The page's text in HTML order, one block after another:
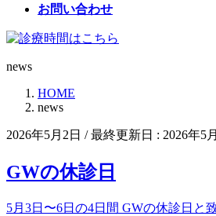
お問い合わせ
news
HOME
news
2026年5月2日 / 最終更新日 : 2026年5
GWの休診日
5月3日〜6日の4日間 GWの休診日と